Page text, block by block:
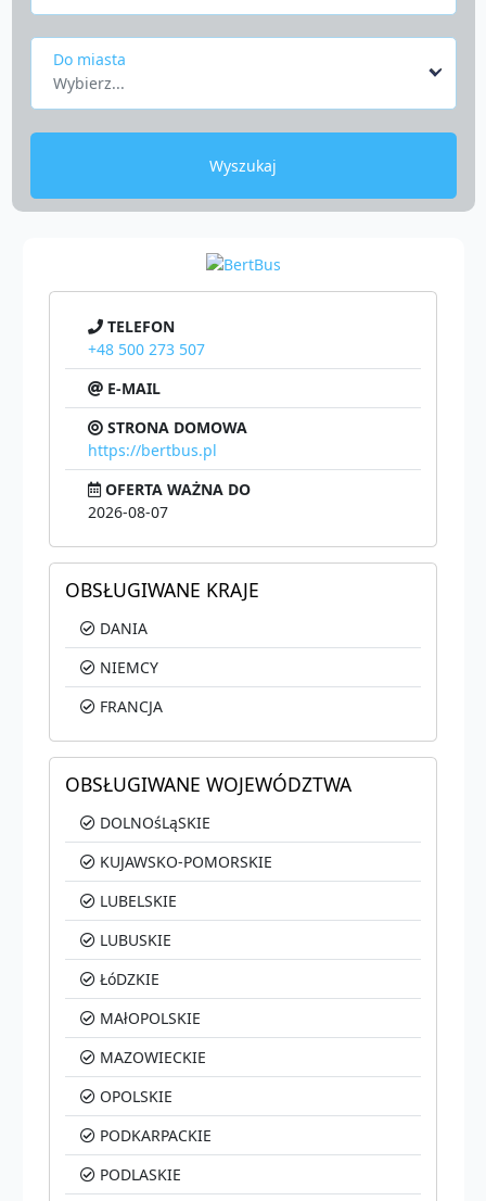
Do miasta
Wybierz...
Wyszukaj
TELEFON
+48 500 273 507
E-MAIL
STRONA DOMOWA
https://bertbus.pl
OFERTA WAŻNA DO
2026-08-07
OBSŁUGIWANE KRAJE
DANIA
NIEMCY
FRANCJA
OBSŁUGIWANE WOJEWÓDZTWA
DOLNOśLąSKIE
KUJAWSKO-POMORSKIE
LUBELSKIE
LUBUSKIE
ŁóDZKIE
MAłOPOLSKIE
MAZOWIECKIE
OPOLSKIE
PODKARPACKIE
PODLASKIE